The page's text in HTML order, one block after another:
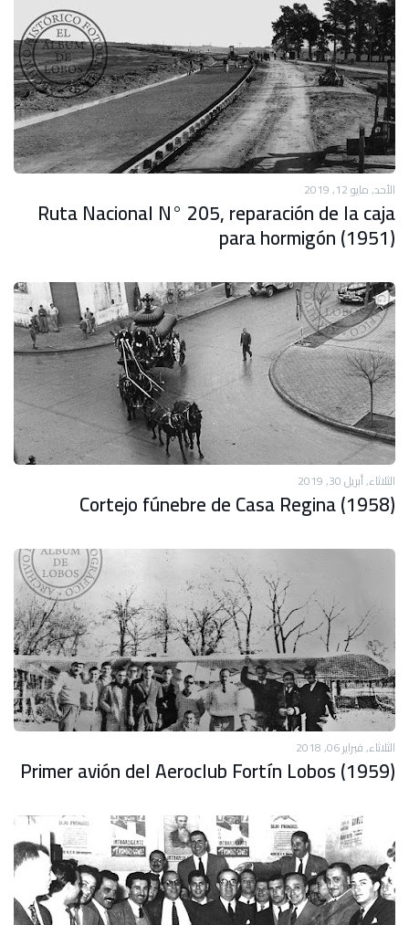
الأحد, مايو 12, 2019
Ruta Nacional N° 205, reparación de la caja
para hormigón (1951)
الثلاثاء, أبريل 30, 2019
Cortejo fúnebre de Casa Regina (1958)
الثلاثاء, فبراير 06, 2018
Primer avión del Aeroclub Fortín Lobos (1959)